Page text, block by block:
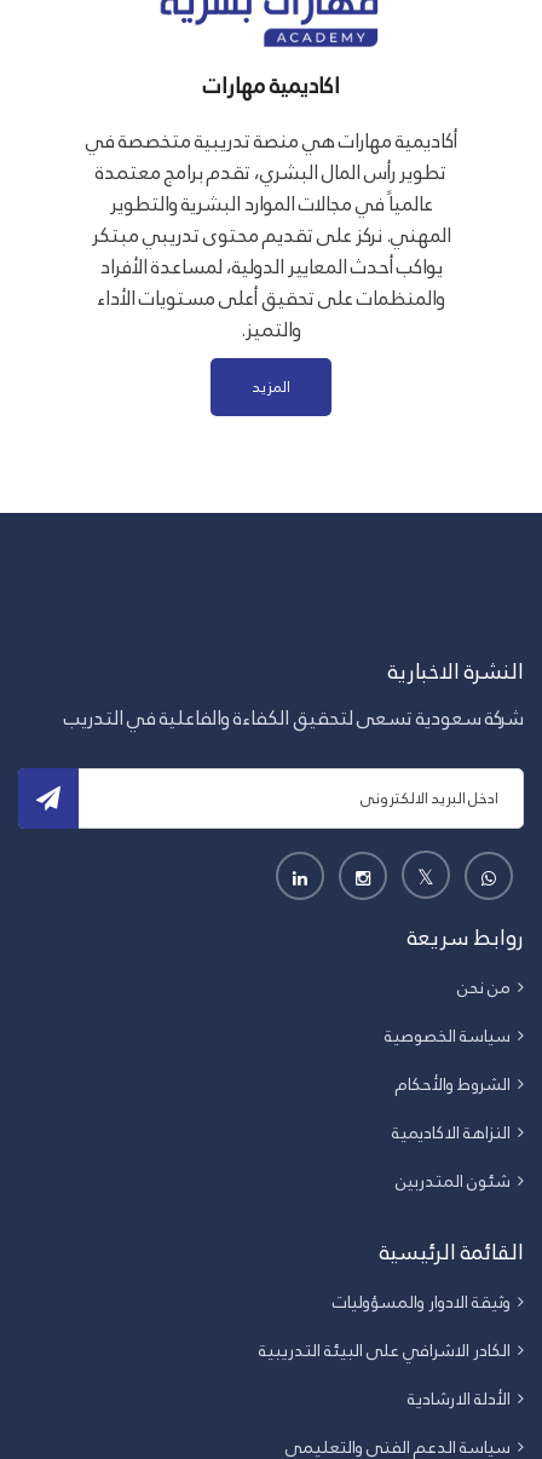
اكاديمية مهارات
أكاديمية مهارات هي منصة تدريبية متخصصة في
تطوير رأس المال البشري، تقدم برامج معتمدة
عالمياً في مجالات الموارد البشرية والتطوير
المهني. نركز على تقديم محتوى تدريبي مبتكر
يواكب أحدث المعايير الدولية، لمساعدة الأفراد
والمنظمات على تحقيق أعلى مستويات الأداء
والتميز.
المزيد
النشرة الاخبارية
شركة سعودية تسعى لتحقيق الكفاءة والفاعلية في التدريب
روابط سريعة
من نحن
سياسة الخصوصية
الشروط والأحكام
النزاهة الاكاديمية
شئون المتدربين
القائمة الرئيسية
وثيقة الادوار والمسؤوليات
الكادر الاشرافي على البيئة التدريبية
الأدلة الارشادية
سياسة الدعم الفني والتعليمي